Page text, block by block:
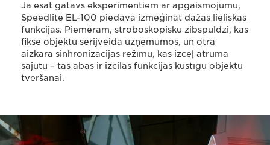
Ja esat gatavs eksperimentiem ar apgaismojumu,
Speedlite EL-100 piedāvā izmēģināt dažas lieliskas
funkcijas. Piemēram, stroboskopisku zibspuldzi, kas
fiksē objektu sērijveida uzņēmumos, un otrā
aizkara sinhronizācijas režīmu, kas izceļ ātruma
sajūtu – tās abas ir izcilas funkcijas kustīgu objektu
tveršanai.